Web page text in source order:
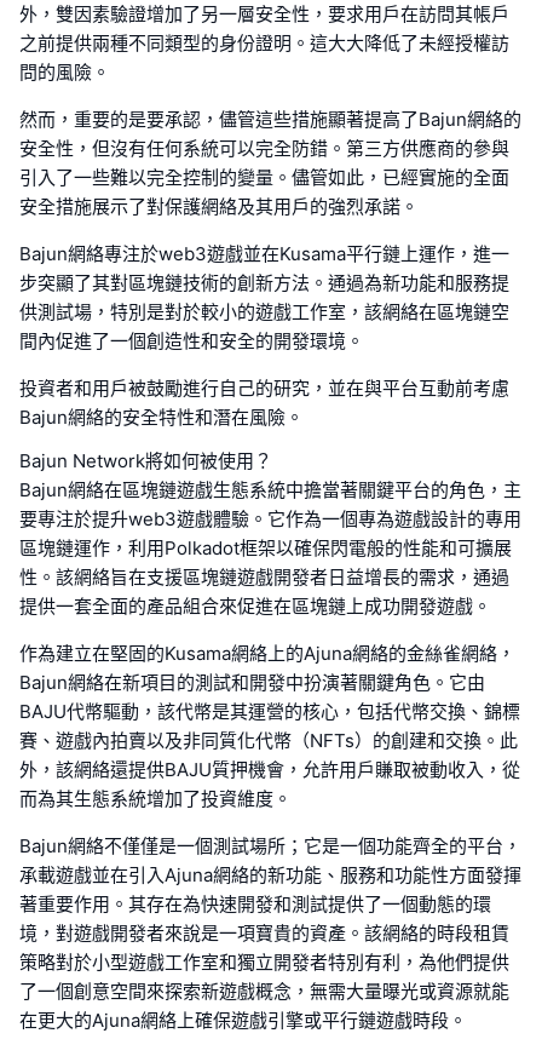
外，雙因素驗證增加了另一層安全性，要求用戶在訪問其帳戶
之前提供兩種不同類型的身份證明。這大大降低了未經授權訪
問的風險。
然而，重要的是要承認，儘管這些措施顯著提高了Bajun網絡的
安全性，但沒有任何系統可以完全防錯。第三方供應商的參與
引入了一些難以完全控制的變量。儘管如此，已經實施的全面
安全措施展示了對保護網絡及其用戶的強烈承諾。
Bajun網絡專注於web3遊戲並在Kusama平行鏈上運作，進一
步突顯了其對區塊鏈技術的創新方法。通過為新功能和服務提
供測試場，特別是對於較小的遊戲工作室，該網絡在區塊鏈空
間內促進了一個創造性和安全的開發環境。
投資者和用戶被鼓勵進行自己的研究，並在與平台互動前考慮
Bajun網絡的安全特性和潛在風險。
Bajun Network將如何被使用？
Bajun網絡在區塊鏈遊戲生態系統中擔當著關鍵平台的角色，主
要專注於提升web3遊戲體驗。它作為一個專為遊戲設計的專用
區塊鏈運作，利用Polkadot框架以確保閃電般的性能和可擴展
性。該網絡旨在支援區塊鏈遊戲開發者日益增長的需求，通過
提供一套全面的產品組合來促進在區塊鏈上成功開發遊戲。
作為建立在堅固的Kusama網絡上的Ajuna網絡的金絲雀網絡，
Bajun網絡在新項目的測試和開發中扮演著關鍵角色。它由
BAJU代幣驅動，該代幣是其運營的核心，包括代幣交換、錦標
賽、遊戲內拍賣以及非同質化代幣（NFTs）的創建和交換。此
外，該網絡還提供BAJU質押機會，允許用戶賺取被動收入，從
而為其生態系統增加了投資維度。
Bajun網絡不僅僅是一個測試場所；它是一個功能齊全的平台，
承載遊戲並在引入Ajuna網絡的新功能、服務和功能性方面發揮
著重要作用。其存在為快速開發和測試提供了一個動態的環
境，對遊戲開發者來說是一項寶貴的資產。該網絡的時段租賃
策略對於小型遊戲工作室和獨立開發者特別有利，為他們提供
了一個創意空間來探索新遊戲概念，無需大量曝光或資源就能
在更大的Ajuna網絡上確保遊戲引擎或平行鏈遊戲時段。